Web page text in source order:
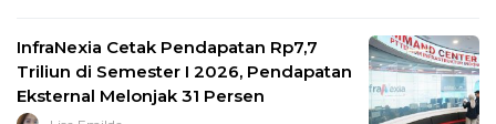
InfraNexia Cetak Pendapatan Rp7,7
Triliun di Semester I 2026, Pendapatan
Eksternal Melonjak 31 Persen